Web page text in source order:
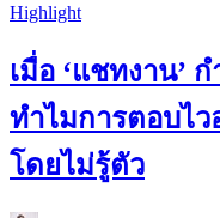
Highlight
เมื่อ ‘แชทงาน’
ทำไมการตอบไ
โดยไม่รู้ตัว